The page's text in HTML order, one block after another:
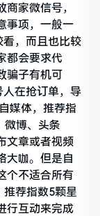
家微信号，
事项，一般一
，而且也比较
都会要求代
骗子有机可
在抢订单，导
媒体，推荐指
微博、头条
文章或者视频
大咖。但是自
个不适合所有
荐指数5颗星
行互动来完成